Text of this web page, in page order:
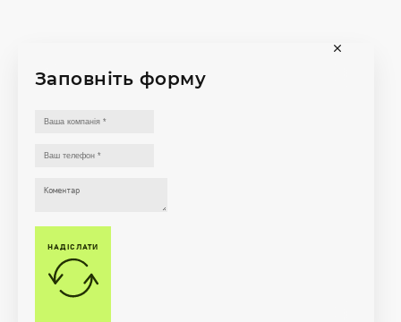
Заповніть форму
НАДІСЛАТИ